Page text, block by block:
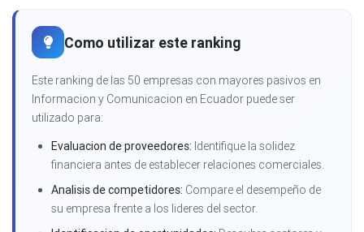
Como utilizar este ranking
Este ranking de las 50 empresas con mayores pasivos en
Informacion y Comunicacion en Ecuador puede ser
utilizado para:
Evaluacion de proveedores: Identifique la solidez
financiera antes de establecer relaciones comerciales.
Analisis de competidores: Compare el desempeño de
su empresa frente a los lideres del sector.